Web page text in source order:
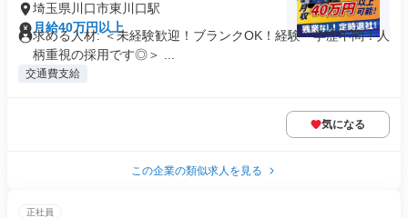
埼玉県川口市東川口駅
月給40万円以上
求める人材: ＜未経験歓迎！ブランクOK！経験・学歴不問！人
柄重視の採用です◎＞ ...
交通費支給
気になる
この企業の類似求人を見る
正社員